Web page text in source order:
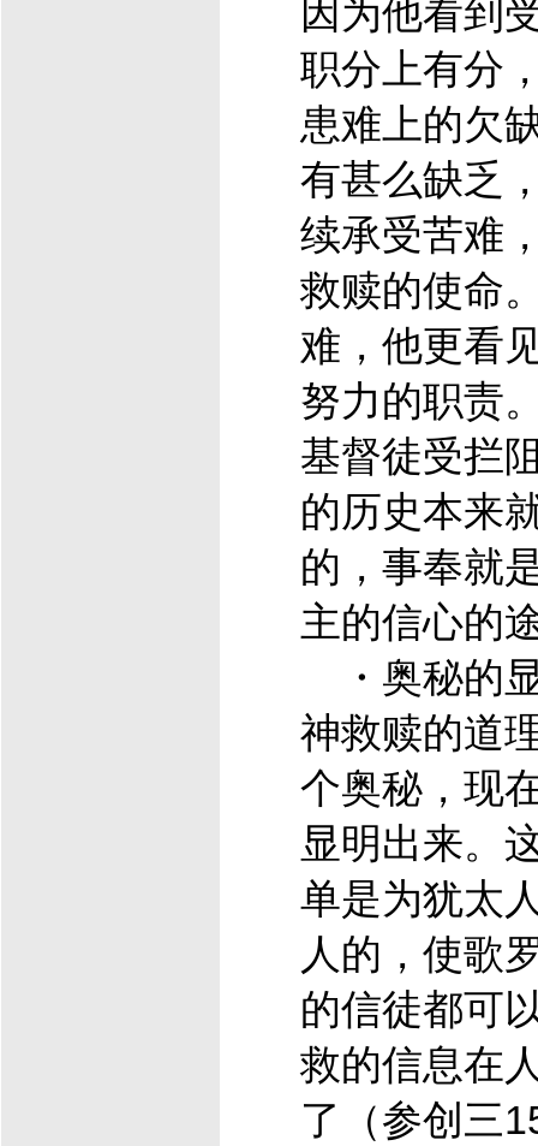
因为他看到
职分上有分
患难上的欠
有甚么缺乏
续承受苦难
救赎的使命
难，他更看
努力的职责
基督徒受拦
的历史本来
的，事奉就
主的信心的
・奥秘的
神救赎的道
个奥秘，现
显明出来。
单是为犹太
人的，使歌
的信徒都可
救的信息在
了（参创三